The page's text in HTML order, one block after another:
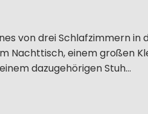
von drei Schlafzimmern
Nachttisch, einem großen
dazugehörigen Stuh...